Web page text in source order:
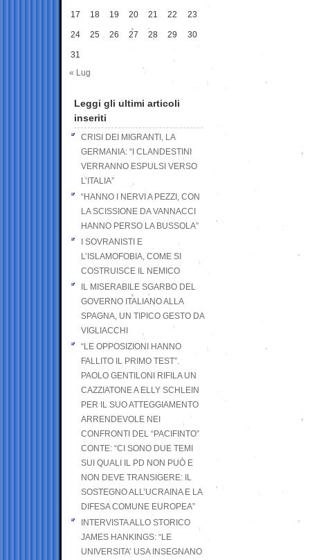
17 18 19 20 21 22 23
24 25 26 27 28 29 30
31
« Lug
Leggi gli ultimi articoli
inseriti
CRISI DEI MIGRANTI, LA
GERMANIA: “I CLANDESTINI
VERRANNO ESPULSI VERSO
L’ITALIA”
“HANNO I NERVI A PEZZI, CON
LA SCISSIONE DA VANNACCI
HANNO PERSO LA BUSSOLA”
I SOVRANISTI E
L’ISLAMOFOBIA, COME SI
COSTRUISCE IL NEMICO
IL MISERABILE SGARBO DEL
GOVERNO ITALIANO ALLA
SPAGNA, UN TIPICO GESTO DA
VIGLIACCHI
“LE OPPOSIZIONI HANNO
FALLITO IL PRIMO TEST”.
PAOLO GENTILONI RIFILA UN
CAZZIATONE A ELLY SCHLEIN
PER IL SUO ATTEGGIAMENTO
ARRENDEVOLE NEI
CONFRONTI DEL “PACIFINTO”
CONTE: “CI SONO DUE TEMI
SUI QUALI IL PD NON PUÒ E
NON DEVE TRANSIGERE: IL
SOSTEGNO ALL’UCRAINA E LA
DIFESA COMUNE EUROPEA”
INTERVISTA ALLO STORICO
JAMES HANKINGS: “LE
UNIVERSITA’ USA INSEGNANO